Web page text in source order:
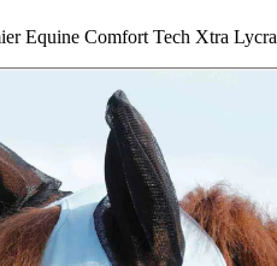
Equine Comfort Tech Xtra Lycra